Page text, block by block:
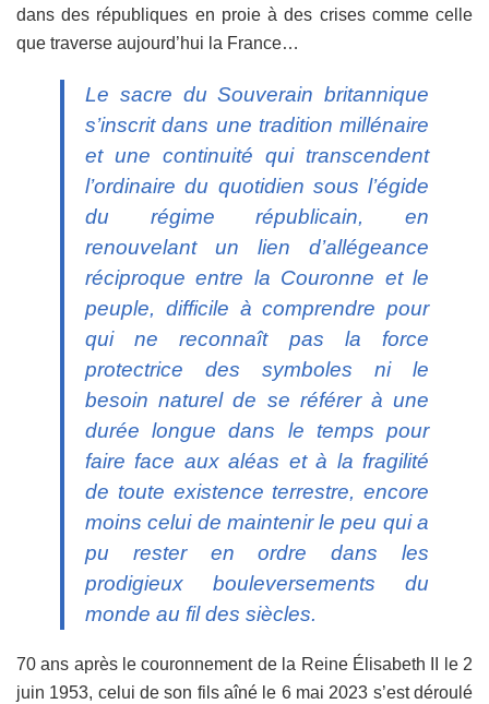
dans des républiques en proie à des crises comme celle
que traverse aujourd’hui la France…
Le sacre du Souverain britannique
s’inscrit dans une tradition millénaire
et une continuité qui transcendent
l’ordinaire du quotidien sous l’égide
du régime républicain, en
renouvelant un lien d’allégeance
réciproque entre la Couronne et le
peuple, difficile à comprendre pour
qui ne reconnaît pas la force
protectrice des symboles ni le
besoin naturel de se référer à une
durée longue dans le temps pour
faire face aux aléas et à la fragilité
de toute existence terrestre, encore
moins celui de maintenir le peu qui a
pu rester en ordre dans les
prodigieux bouleversements du
monde au fil des siècles.
70 ans après le couronnement de la Reine Élisabeth II le 2
juin 1953, celui de son fils aîné le 6 mai 2023 s’est déroulé